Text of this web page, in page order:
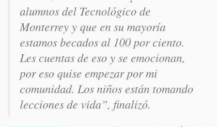
alumnos del Tecnológico de
Monterrey y que en su mayoría
estamos becados al 100 por ciento.
Les cuentas de eso y se emocionan,
por eso quise empezar por mi
comunidad. Los niños están tomando
lecciones de vida”, finalizó.